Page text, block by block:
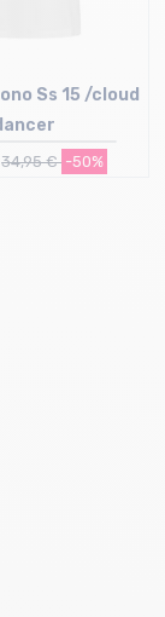
Ss 15 /cloud
34,95 € -50%